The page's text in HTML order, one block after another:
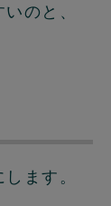
のと、
ます。